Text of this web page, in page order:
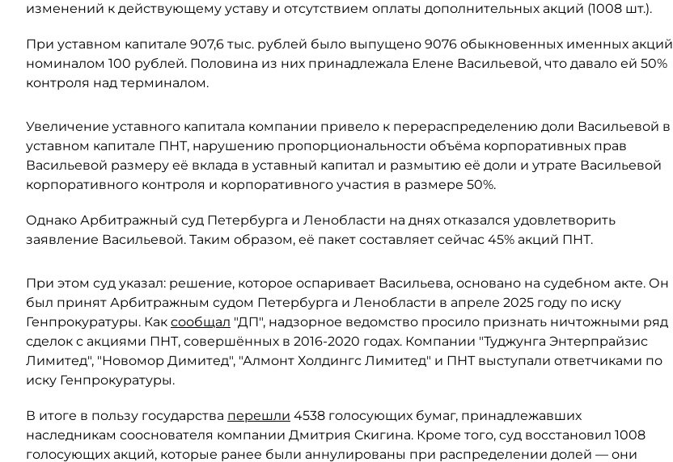
изменений к действующему уставу и отсутствием оплаты дополнительных акций (1008 шт.).
При уставном капитале 907,6 тыс. рублей было выпущено 9076 обыкновенных именных акций
номиналом 100 рублей. Половина из них принадлежала Елене Васильевой, что давало ей 50%
контроля над терминалом.
Увеличение уставного капитала компании привело к перераспределению доли Васильевой в
уставном капитале ПНТ, нарушению пропорциональности объёма корпоративных прав
Васильевой размеру её вклада в уставный капитал и размытию её доли и утрате Васильевой
корпоративного контроля и корпоративного участия в размере 50%.
Однако Арбитражный суд Петербурга и Ленобласти на днях отказался удовлетворить
заявление Васильевой. Таким образом, её пакет составляет сейчас 45% акций ПНТ.
При этом суд указал: решение, которое оспаривает Васильева, основано на судебном акте. Он
был принят Арбитражным судом Петербурга и Ленобласти в апреле 2025 году по иску
Генпрокуратуры. Как сообщал "ДП", надзорное ведомство просило признать ничтожными ряд
сделок с акциями ПНТ, совершённых в 2016-2020 годах. Компании "Туджунга Энтерпрайзис
Лимитед", "Новомор Димитед", "Алмонт Холдингс Лимитед" и ПНТ выступали ответчиками по
иску Генпрокуратуры.
В итоге в пользу государства перешли 4538 голосующих бумаг, принадлежавших
наследникам сооснователя компании Дмитрия Скигина. Кроме того, суд восстановил 1008
голосующих акций, которые ранее были аннулированы при распределении долей — они